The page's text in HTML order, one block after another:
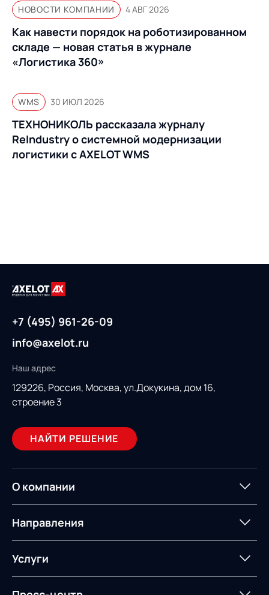
НОВОСТИ КОМПАНИИ 4 АВГ 2026
Как навести порядок на роботизированном
складе — новая статья в журнале
«Логистика 360»
WMS 30 ИЮЛ 2026
ТЕХНОНИКОЛЬ рассказала журналу
ReIndustry о системной модернизации
логистики с AXELOT WMS
+7 (495) 961-26-09
info@axelot.ru
Наш адрес
129226, Россия, Москва, ул.Докукина, дом 16,
строение 3
НАЙТИ РЕШЕНИЕ
О компании
О компании
ИТ-аккредитация
Импортозамещение
Направления
Управление цепями
поставок
Услуги
Логистический